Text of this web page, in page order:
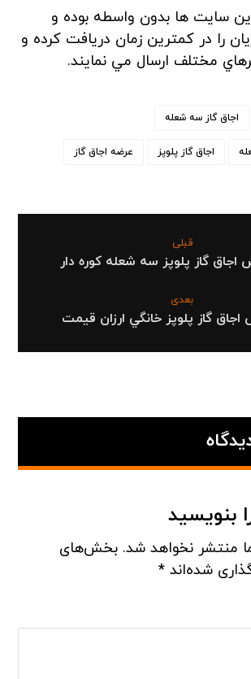
سايت ها بدون واسطه بوده و
را در کمترين زمان دريافت کرده و
مختلف ارسال مي نمايند.
اجاق گاز سه شعله
اجاق گاز پلوپز عرضه اجاق گاز
قبلی
اجاق گاز پلوپز سه شعله کوره دار
بعدی
اجاق گاز پلوپز خانگي ارزان قیمت
بنویسید
منتشر نخواهد شد. بخش‌های
شده‌اند*